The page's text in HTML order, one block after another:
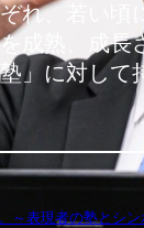
れ、若い
成熟、成
」に対して
～表現者の塾とシ